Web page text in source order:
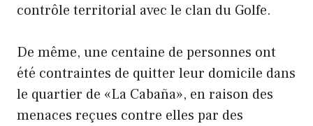
contrôle territorial avec le clan du Golfe.
De même, une centaine de personnes ont
été contraintes de quitter leur domicile dans
le quartier de «La Cabaña», en raison des
menaces reçues contre elles par des